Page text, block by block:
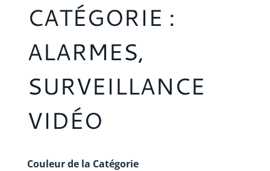
CATÉGORIE :
ALARMES,
SURVEILLANCE
VIDÉO
Couleur de la Catégorie